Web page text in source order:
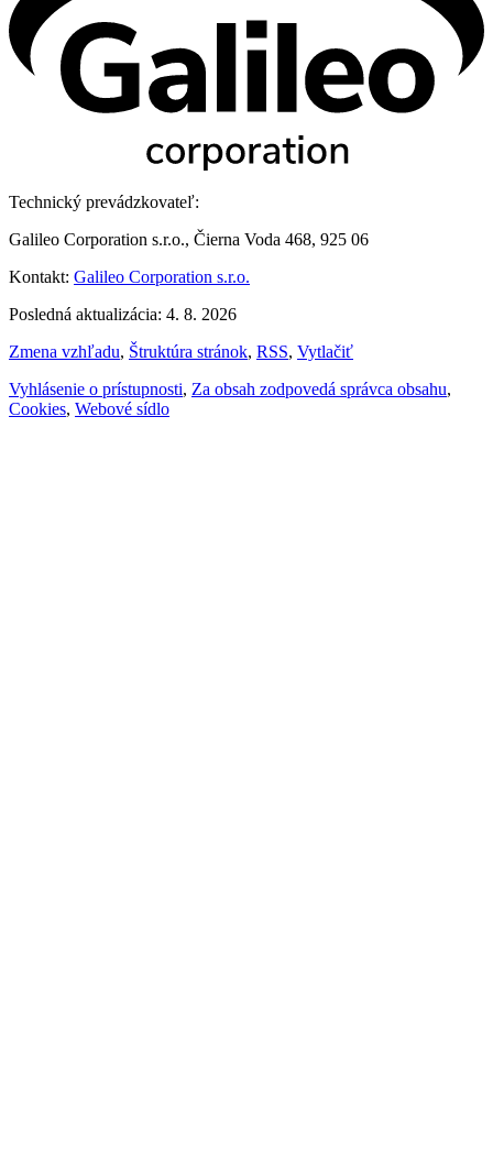
Technický prevádzkovateľ:
Galileo Corporation s.r.o., Čierna Voda 468, 925 06
Kontakt: Galileo Corporation s.r.o.
Posledná aktualizácia: 4. 8. 2026
Zmena vzhľadu, Štruktúra stránok, RSS, Vytlačiť
Vyhlásenie o prístupnosti, Za obsah zodpovedá správca obsahu,
Cookies, Webové sídlo